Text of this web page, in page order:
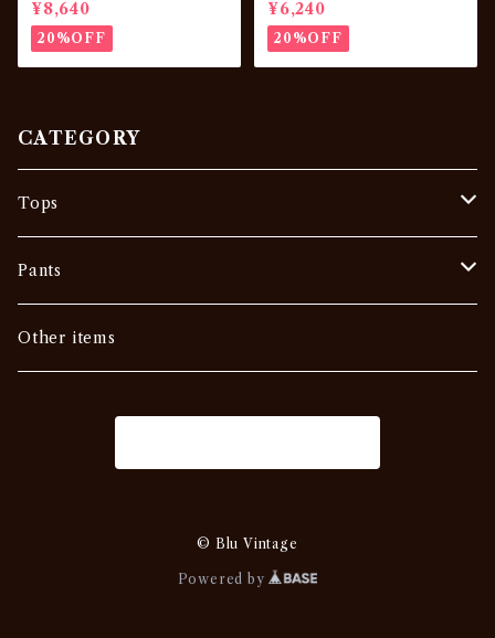
¥8,640
20%OFF
¥6,240
20%OFF
CATEGORY
Tops
Tee
Vintage
Outer
Pants
Denim
Chino・Work
Other items
© Blu Vintage
Powered by